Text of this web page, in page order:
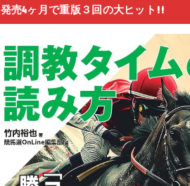
発売4ヶ月で重版３回の大ヒット!!